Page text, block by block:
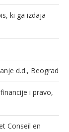
ki ga izdaja
d.d., Beograd
i pravo,
Conseil en